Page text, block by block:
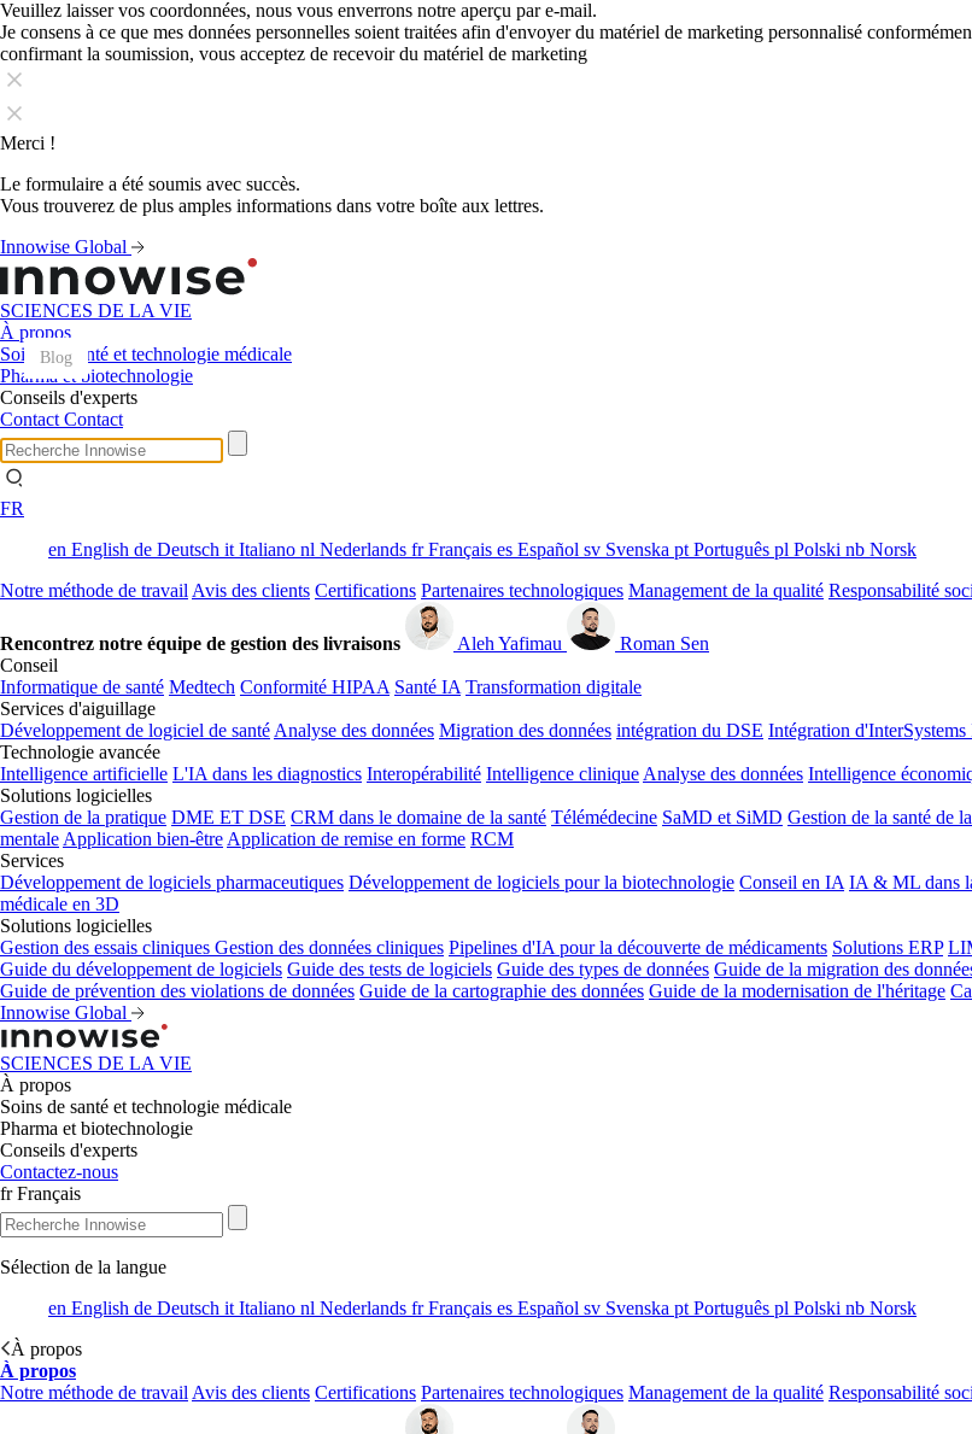
Veuillez laisser vos coordonnées, nous vous enverrons notre aperçu par e-mail.
Je consens à ce que mes données personnelles soient traitées afin d'envoyer du matériel de marketing personnalisé
confirmant la soumission, vous acceptez de recevoir du matériel de marketing
Merci !
Le formulaire a été soumis avec succès.
Vous trouverez de plus amples informations dans votre boîte aux lettres.
Innowise Global
SCIENCES DE LA VIE
À propos
Soins de santé et technologie médicale
Pharma et biotechnologie
Conseils d'experts
Contact Contact
FR
en English de Deutsch it Italiano nl Nederlands frFrançais es Español sv Svenska pt Português pl Polski nb Norsk
Notre méthode de travail Avis des clients Certifications Partenaires technologiques Management de la qualité Responsabilité
Rencontrez notre équipe de gestion des livraisons Aleh Yafimau
Roman Sen
Conseil
Informatique de santé Medtech Conformité HIPAA Santé IA Transformation digitale
Services d'aiguillage
Développement de logiciel de santé Analyse des données Migration des données intégration du DSE Intégration d'InterSystems
Technologie avancée
Intelligence artificielle L'IA dans les diagnostics Interopérabilité Intelligence clinique Analyse des données Intelligence
Solutions logicielles
Gestion de la pratique DME ET DSE CRM dans le domaine de la santé Télémédecine SaMD et SiMD Gestion de la santé de
mentale Application bien-être Application de remise en forme RCM
Services
Développement de logiciels pharmaceutiques Développement de logiciels pour la biotechnologie Conseil en IA IA & ML dans
médicale en 3D
Solutions logicielles
Gestion des essais cliniques Gestion des données cliniques Pipelines d'IA pour la découverte de médicaments Solutions ERP
Guide du développement de logiciels Guide des tests de logiciels Guide des types de données Guide de la migration des
Guide de prévention des violations de données Guide de la cartographie des données Guide de la modernisation de l'héritage
Innowise Global
SCIENCES DE LA VIE
À propos
Soins de santé et technologie médicale
Pharma et biotechnologie
Conseils d'experts
Contactez-nous
fr Français
Sélection de la langue
en English de Deutsch it Italiano nl Nederlands frFrançais es Español sv Svenska pt Português pl Polski nb Norsk
À propos
À propos
Notre méthode de travail Avis des clients Certifications Partenaires technologiques Management de la qualité Responsabilité
Blog
Blog
Blog
Blog
Blog
Blog
Blog
Blog
Blog
Blog
Blog
Blog